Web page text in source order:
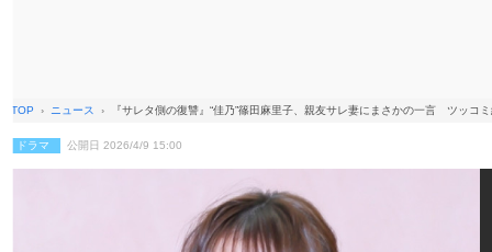
TOP ニュース 『サレタ側の復讐』“佳乃”篠田麻里子、親友サレ妻にまさかの一言 ツッコ
ドラマ 公開日 2026/4/9 15:00